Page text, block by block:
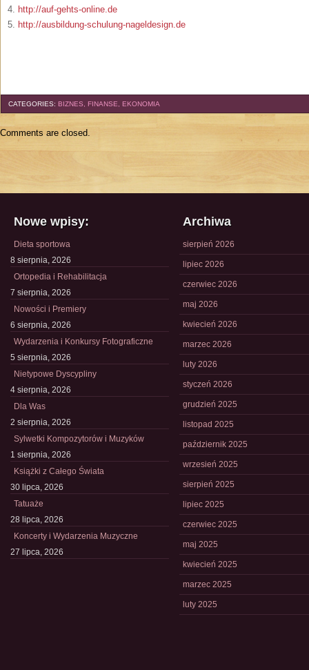
4. http://auf-gehts-online.de
5. http://ausbildung-schulung-nageldesign.de
CATEGORIES: BIZNES, FINANSE, EKONOMIA
Comments are closed.
Nowe wpisy:
Dieta sportowa
8 sierpnia, 2026
Ortopedia i Rehabilitacja
7 sierpnia, 2026
Nowości i Premiery
6 sierpnia, 2026
Wydarzenia i Konkursy Fotograficzne
5 sierpnia, 2026
Nietypowe Dyscypliny
4 sierpnia, 2026
Dla Was
2 sierpnia, 2026
Sylwetki Kompozytorów i Muzyków
1 sierpnia, 2026
Książki z Całego Świata
30 lipca, 2026
Tatuaże
28 lipca, 2026
Koncerty i Wydarzenia Muzyczne
27 lipca, 2026
Archiwa
sierpień 2026
lipiec 2026
czerwiec 2026
maj 2026
kwiecień 2026
marzec 2026
luty 2026
styczeń 2026
grudzień 2025
listopad 2025
październik 2025
wrzesień 2025
sierpień 2025
lipiec 2025
czerwiec 2025
maj 2025
kwiecień 2025
marzec 2025
luty 2025